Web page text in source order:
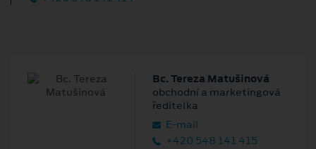
Bc. Tereza Matušinová
obchodní a marketingová
ředitelka
E‑mail
+420 548 141 415